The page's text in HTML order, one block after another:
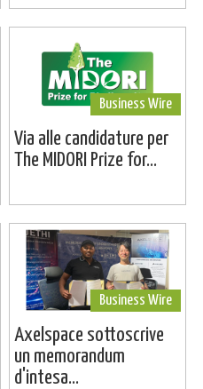
Business Wire
Via alle candidature per
The MIDORI Prize for...
Business Wire
Axelspace sottoscrive
un memorandum
d'intesa...